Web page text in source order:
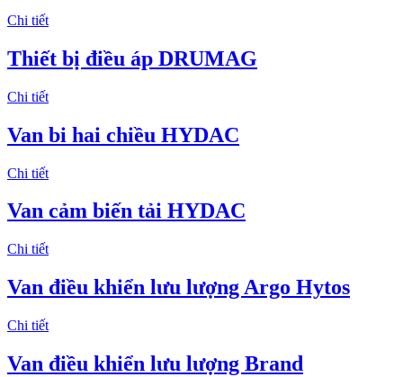
Chi tiết
Thiết bị điều áp DRUMAG
Chi tiết
Van bi hai chiều HYDAC
Chi tiết
Van cảm biến tải HYDAC
Chi tiết
Van điều khiển lưu lượng Argo Hytos
Chi tiết
Van điều khiển lưu lượng Brand